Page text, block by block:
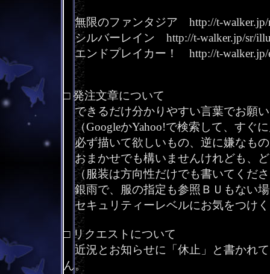
無限のファンタジア http://t-walker.jp/
シルバーレイン http://t-walker.jp/sr/
エンドプレイカー！ http://t-walker.jp/
□ 発注文章について
できるだけ分かりやすい言葉でお願
（GoogleかYahoo!で検索して、すぐ
必ず描いて欲しいもの、逆に嫌なも
おまかせでも構いませんけれども、
（服装は方向性だけでも書いてくだ
銀雨で、服の指定も参照ＢＵもない
セキュリティーレベルにお気をつけ
□ リクエストについて
近況とお知らせに「休止」と書かれ
ん。